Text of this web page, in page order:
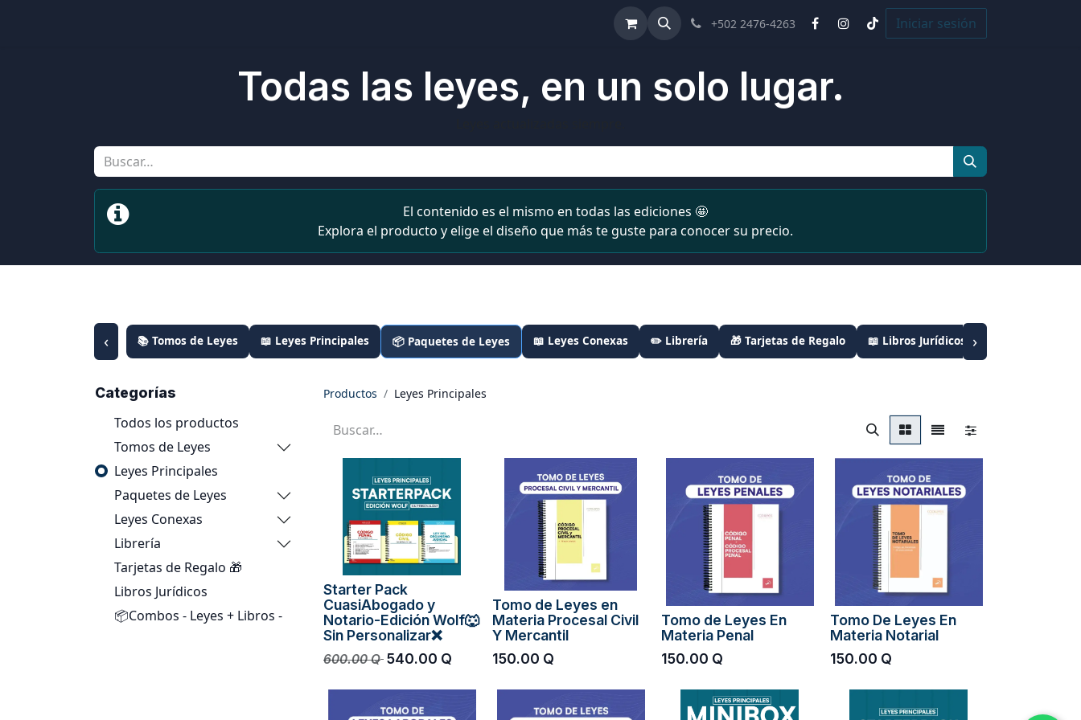
Términos y Condiciones Ayuda Cursos
+502 2476-4263 Iniciar sesión
Todas las leyes, en un solo lugar.
El contenido es el mismo en todas las ediciones 🤩
Explora el producto y elige el diseño que más te guste para conocer su precio.
‹ 📚 Tomos de Leyes 📖 Leyes Principales 📦 Paquetes de Leyes 📖 Leyes Conexas ✏️ Librería 🎁 Tarjetas de Regalo 📖 Libros Jurídicos ›
Categorías
Todos los productos
Tomos de Leyes
Leyes Principales
Paquetes de Leyes
Leyes Conexas
Librería
Tarjetas de Regalo 🎁
Libros Jurídicos
📦Combos - Leyes + Libros -
Productos Leyes Principales
Starter Pack
CuasiAbogado y
Notario-Edición Wolf🐺
Sin Personalizar❌
600.00Q 540.00 Q
Tomo de Leyes en
Materia Procesal Civil
Y Mercantil
150.00 Q
Tomo de Leyes En
Materia Penal
150.00 Q
Tomo De Leyes En
Materia Notarial
150.00 Q